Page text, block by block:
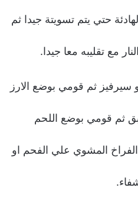
حتي يتم تسويتة جيدا ثم
مع تقليبه معا جيدا.
ثم قومي بوضع الارز
ثم قومي بوضع اللحم
الفراخ المشوي علي الفحم او